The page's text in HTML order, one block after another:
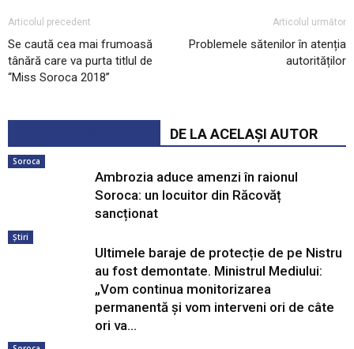
Articolul precedent
Se caută cea mai frumoasă
tânără care va purta titlul de
“Miss Soroca 2018”
Articolul următor
Problemele sătenilor în atenția
autorităților
DE LA ACELAȘI AUTOR
Soroca
Ambrozia aduce amenzi în raionul
Soroca: un locuitor din Răcovăț
sancționat
Știri
Ultimele baraje de protecție de pe Nistru
au fost demontate. Ministrul Mediului:
„Vom continua monitorizarea
permanentă și vom interveni ori de câte
ori va...